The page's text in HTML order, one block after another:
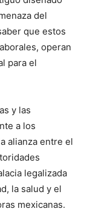
del
que estos
operan
para el
y las
a los
alianza entre el
legalizada
la salud y el
mexicanas.